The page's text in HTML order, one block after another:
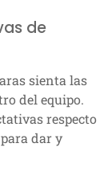
de
sienta las
del equipo.
respecto
dar y